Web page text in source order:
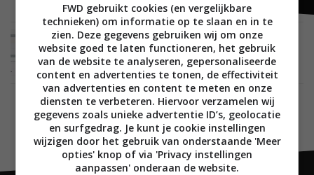
MOBILE 12 OKTOBER 2015
Podcast-app Overcast op iOS nu gratis te
downloaden
FWD gebruikt cookies (en vergelijkbare
technieken) om informatie op te slaan en in te
zien. Deze gegevens gebruiken wij om onze
website goed te laten functioneren, het gebruik
van de website te analyseren, gepersonaliseerde
content en advertenties te tonen, de effectiviteit
van advertenties en content te meten en onze
diensten te verbeteren. Hiervoor verzamelen wij
gegevens zoals unieke advertentie ID’s, geolocatie
en surfgedrag. Je kunt je cookie instellingen
wijzigen door het gebruik van onderstaande 'Meer
opties' knop of via 'Privacy instellingen
aanpassen' onderaan de website.